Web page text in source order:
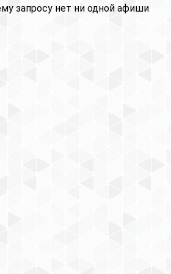
запросу нет ни одной афиши